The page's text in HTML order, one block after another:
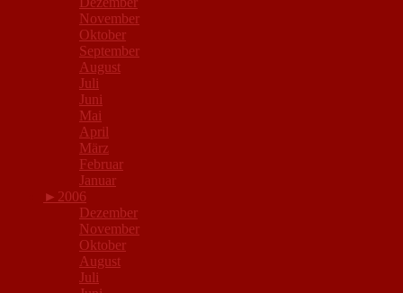
November
Oktober
September
August
Juli
Juni
Mai
April
März
Februar
Januar
► 2006
Dezember
November
Oktober
August
Juli